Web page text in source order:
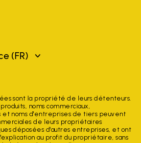
(FR)
sont la propriété de leurs détenteurs.
noms commerciaux,
et noms d'entreprises de tiers peuvent
de leurs propriétaires
déposées d'autres entreprises, et ont
au profit du propriétaire, sans